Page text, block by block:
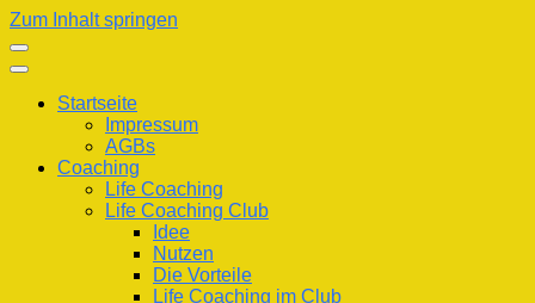
Zum Inhalt springen
Startseite
Impressum
AGBs
Coaching
Life Coaching
Life Coaching Club
Idee
Nutzen
Die Vorteile
Life Coaching im Club